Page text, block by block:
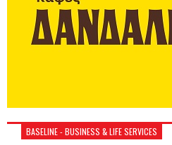
BASELINE - BUSINESS & LIFE SERVICES